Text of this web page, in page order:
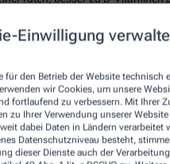
Einwilligung
für den Betrieb der Website technisch
wir Cookies, um unsere
fortlaufend zu verbessern. Mit Ihrer
zu Ihrer Verwendung unserer Website
dabei Daten in Ländern verarbeitet
Datenschutzniveau besteht,
dieser Dienste auch der
und unterstützen die
Gegenteil: Aktiv zu bleiben, mit
unternehmen, viel frische Luft zu
seinem Hobby intensiv zu
sich jeden Sonntag zu notieren,
Schönes machen will.
sich auch zurückholen: mit